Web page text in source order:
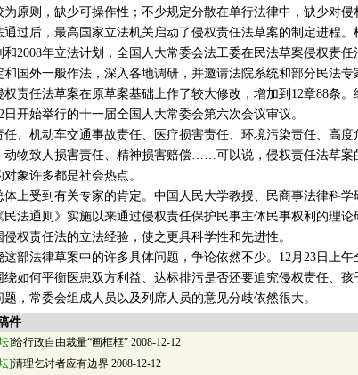
为原则，缺少可操作性；不少规定分散在单行法律中，缺少对侵
后，最高国家立法机关启动了侵权责任法草案的制定进程。
和2008年立法计划，全国人大常委会法工委在民法草案侵权责
和国外一般作法，深入各地调研，并邀请法院系统和部分民法专
任法草案在原草案基础上作了较大修改，增加到12章88条。
日开始举行的十一届全国人大常委会第六次会议审议。
机动车交通事故责任、医疗损害责任、环境污染责任、高度
动物致人损害责任、精神损害赔偿……可以说，侵权责任法草案
象许多都是社会热点。
受到有关专家的肯定。中国人民大学教授、民商事法律科学
民法通则》实施以来通过侵权责任保护民事主体民事权利的理
权责任法的立法经验，使之更具科学性和先进性。
法律草案中的许多具体问题，争论依然不少。12月23日上午
绕如何平衡医患双方利益、达标排污是否还要追究侵权责任、
题，常委会组成人员以及列席人员的意见分歧依然很大。
件
]给行政自由裁量“画框框” 2008-12-12
]清理乞讨者应有边界 2008-12-12